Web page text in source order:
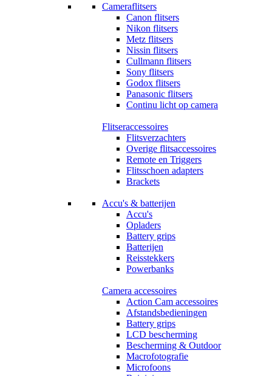
Cameraflitsers
Canon flitsers
Nikon flitsers
Metz flitsers
Nissin flitsers
Cullmann flitsers
Sony flitsers
Godox flitsers
Panasonic flitsers
Continu licht op camera
Flitseraccessoires
Flitsverzachters
Overige flitsaccessoires
Remote en Triggers
Flitsschoen adapters
Brackets
Accu's & batterijen
Accu's
Opladers
Battery grips
Batterijen
Reisstekkers
Powerbanks
Camera accessoires
Action Cam accessoires
Afstandsbedieningen
Battery grips
LCD bescherming
Bescherming & Outdoor
Macrofotografie
Microfoons